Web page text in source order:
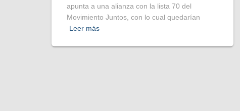
apunta a una alianza con la lista 70 del
Movimiento Juntos, con lo cual quedarían
Leer más